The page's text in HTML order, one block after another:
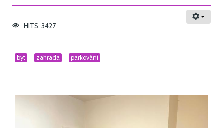
HITS: 3427
byt zahrada parkování